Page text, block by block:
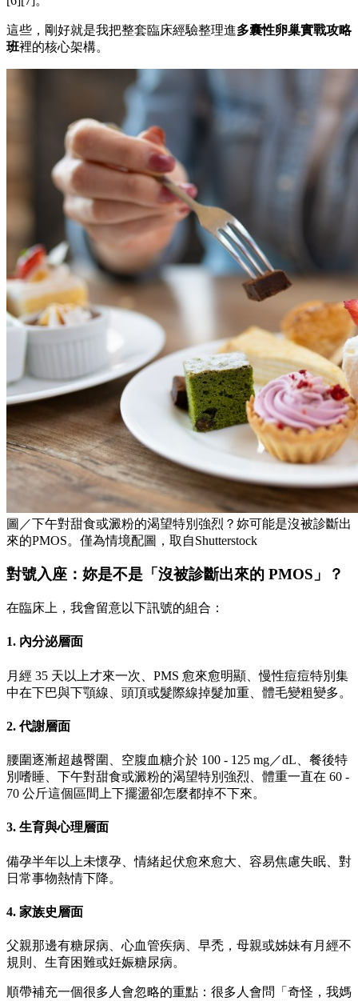
這些，剛好就是我把整套臨床經驗整理進多囊性卵巢實戰攻略
班裡的核心架構。
圖／下午對甜食或澱粉的渴望特別強烈？妳可能是沒被診斷出
來的PMOS。僅為情境配圖，取自Shutterstock
對號入座：妳是不是「沒被診斷出來的 PMOS」？
在臨床上，我會留意以下訊號的組合：
1. 內分泌層面
月經 35 天以上才來一次、PMS 愈來愈明顯、慢性痘痘特別集
中在下巴與下顎線、頭頂或髮際線掉髮加重、體毛變粗變多。
2. 代謝層面
腰圍逐漸超越臀圍、空腹血糖介於 100 - 125 mg／dL、餐後特
別嗜睡、下午對甜食或澱粉的渴望特別強烈、體重一直在 60 -
70 公斤這個區間上下擺盪卻怎麼都掉不下來。
3. 生育與心理層面
備孕半年以上未懷孕、情緒起伏愈來愈大、容易焦慮失眠、對
日常事物熱情下降。
4. 家族史層面
父親那邊有糖尿病、心血管疾病、早禿，母親或姊妹有月經不
規則、生育困難或妊娠糖尿病。
順帶補充一個很多人會忽略的重點：很多人會問「奇怪，我媽